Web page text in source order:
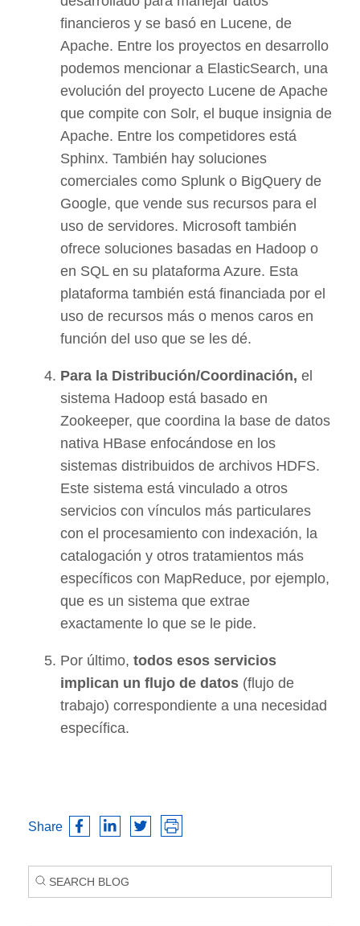
financieros y se basó en Lucene, de
Apache. Entre los proyectos en desarrollo
podemos mencionar a ElasticSearch, una
evolución del proyecto Lucene de Apache
que compite con Solr, el buque insignia de
Apache. Entre los competidores está
Sphinx. También hay soluciones
comerciales como Splunk o BigQuery de
Google, que vende sus recursos para el
uso de servidores. Microsoft también
ofrece soluciones basadas en Hadoop o
en SQL en su plataforma Azure. Esta
plataforma también está financiada por el
uso de recursos más o menos caros en
función del uso que se les dé.
Para la Distribución/Coordinación, el
sistema Hadoop está basado en
Zookeeper, que coordina la base de datos
nativa HBase enfocándose en los
sistemas distribuidos de archivos HDFS.
Este sistema está vinculado a otros
servicios con vínculos más particulares
con el procesamiento con indexación, la
catalogación y otros tratamientos más
específicos con MapReduce, por ejemplo,
que es un sistema que extrae
exactamente lo que se le pide.
Por último, todos esos servicios
implican un flujo de datos (flujo de
trabajo) correspondiente a una necesidad
específica.
Share